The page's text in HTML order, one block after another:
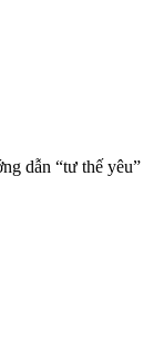
dẫn “tư thế yêu”